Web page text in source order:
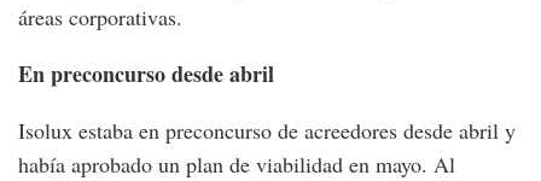
áreas corporativas.
En preconcurso desde abril
Isolux estaba en preconcurso de acreedores desde abril y
había aprobado un plan de viabilidad en mayo. Al